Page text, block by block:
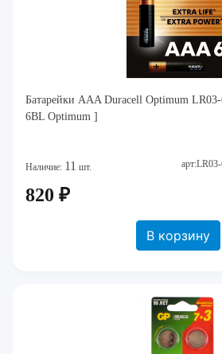
Батарейки AAA Duracell Optimum
6BL Optimum ]
Наличие: 11 шт.
820 ₽
В корзину